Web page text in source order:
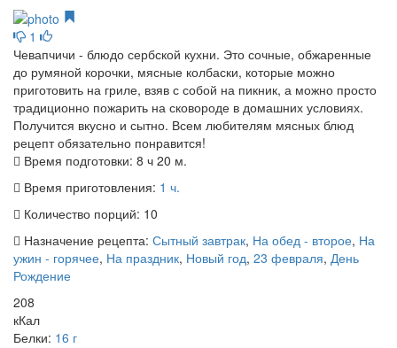
1
Чевапчичи - блюдо сербской кухни. Это сочные, обжаренные
до румяной корочки, мясные колбаски, которые можно
приготовить на гриле, взяв с собой на пикник, а можно просто
традиционно пожарить на сковороде в домашних условиях.
Получится вкусно и сытно. Всем любителям мясных блюд
рецепт обязательно понравится!
Время подготовки: 8 ч 20 м.
Время приготовления: 1 ч.
Количество порций: 10
Назначение рецепта: Сытный завтрак, На обед - второе, На
ужин - горячее, На праздник, Новый год, 23 февраля, День
Рождение
208
кКал
Белки: 16 г